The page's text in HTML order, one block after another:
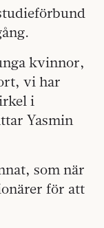
kvinnor,
vi har
i
Yasmin
som när
för att